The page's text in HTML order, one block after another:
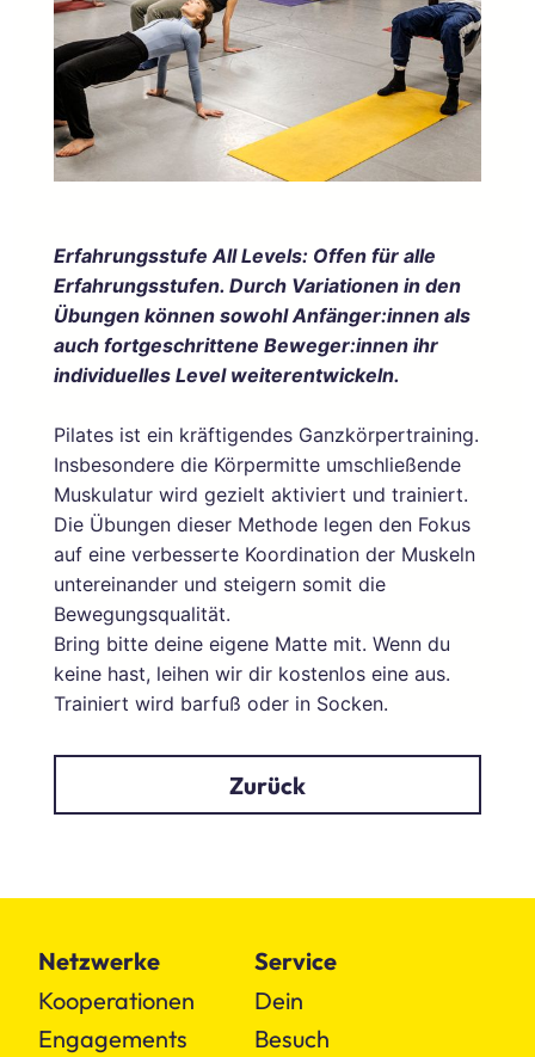
Erfahrungsstufe All Levels: Offen für alle
Erfahrungsstufen. Durch Variationen in den
Übungen können sowohl Anfänger:innen als
auch fortgeschrittene Beweger:innen ihr
individuelles Level weiterentwickeln.
Pilates ist ein kräftigendes Ganzkörpertraining.
Insbesondere die Körpermitte umschließende
Muskulatur wird gezielt aktiviert und trainiert.
Die Übungen dieser Methode legen den Fokus
auf eine verbesserte Koordination der Muskeln
untereinander und steigern somit die
Bewegungsqualität.
Bring bitte deine eigene Matte mit. Wenn du
keine hast, leihen wir dir kostenlos eine aus.
Trainiert wird barfuß oder in Socken.
Zurück
Netzwerke
Kooperationen
Engagements
Service
Dein
Besuch